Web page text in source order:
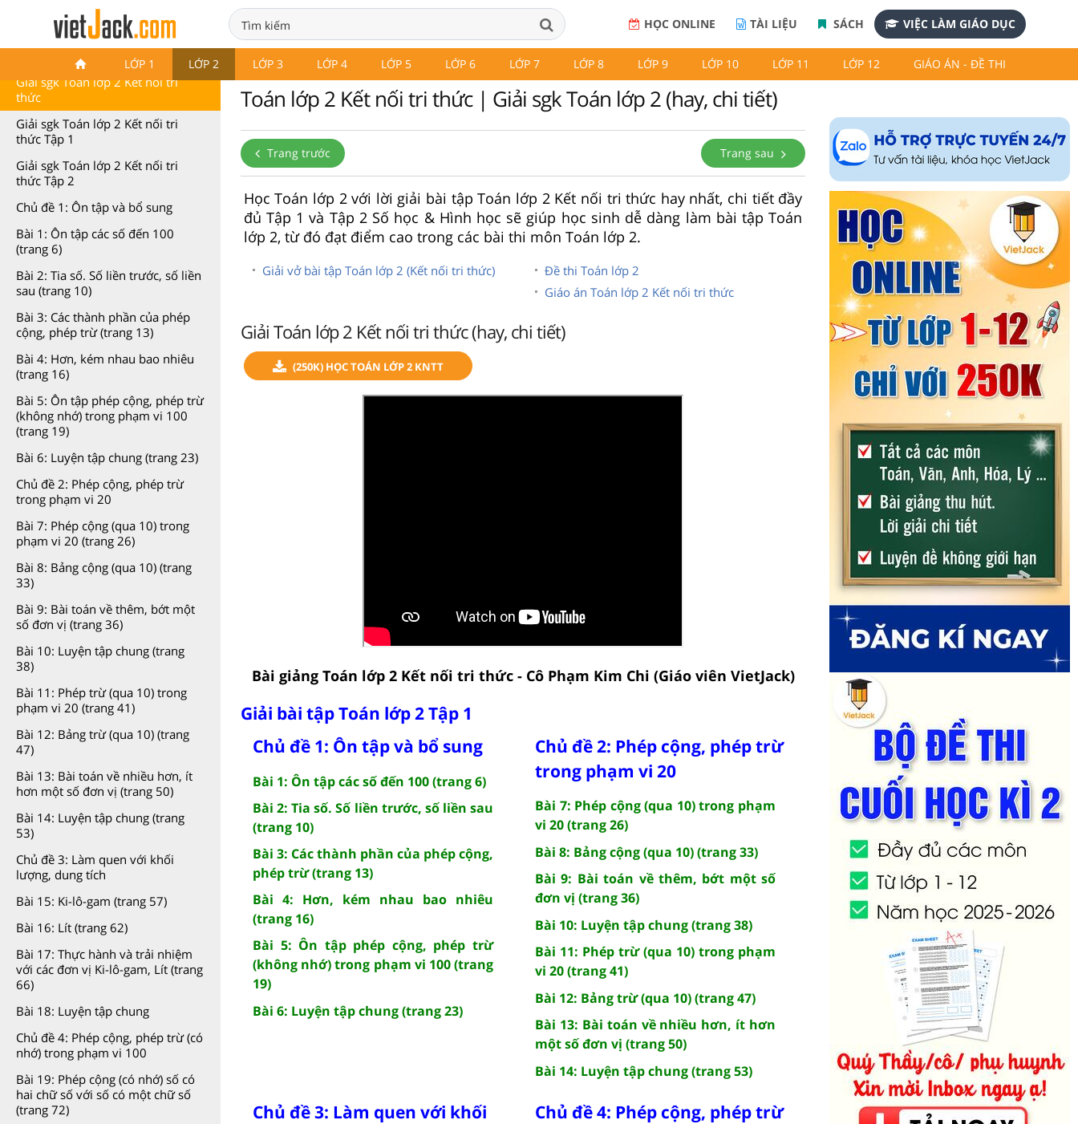
HỌC ONLINE TÀI LIỆU SÁCH VIỆC LÀM GIÁO DỤC
LỚP 1 LỚP 2 LỚP 3 LỚP 4 LỚP 5 LỚP 6 LỚP 7 LỚP 8 LỚP 9 LỚP 10 LỚP 11 LỚP 12 GIÁO ÁN - ĐỀ THI
Toán lớp 2 Kết nối tri thức
Giải sgk Toán lớp 2 Kết nối tri
thức
Giải sgk Toán lớp 2 Kết nối tri
thức Tập 1
Giải sgk Toán lớp 2 Kết nối tri
thức Tập 2
Chủ đề 1: Ôn tập và bổ sung
Bài 1: Ôn tập các số đến 100
(trang 6)
Bài 2: Tia số. Số liền trước, số liền
sau (trang 10)
Bài 3: Các thành phần của phép
cộng, phép trừ (trang 13)
Bài 4: Hơn, kém nhau bao nhiêu
(trang 16)
Bài 5: Ôn tập phép cộng, phép trừ
(không nhớ) trong phạm vi 100
(trang 19)
Bài 6: Luyện tập chung (trang 23)
Chủ đề 2: Phép cộng, phép trừ
trong phạm vi 20
Bài 7: Phép cộng (qua 10) trong
phạm vi 20 (trang 26)
Bài 8: Bảng cộng (qua 10) (trang
33)
Bài 9: Bài toán về thêm, bớt một
số đơn vị (trang 36)
Bài 10: Luyện tập chung (trang
38)
Bài 11: Phép trừ (qua 10) trong
phạm vi 20 (trang 41)
Bài 12: Bảng trừ (qua 10) (trang
47)
Bài 13: Bài toán về nhiều hơn, ít
hơn một số đơn vị (trang 50)
Bài 14: Luyện tập chung (trang
53)
Chủ đề 3: Làm quen với khối
lượng, dung tích
Bài 15: Ki-lô-gam (trang 57)
Bài 16: Lít (trang 62)
Bài 17: Thực hành và trải nhiệm
với các đơn vị Ki-lô-gam, Lít (trang
66)
Bài 18: Luyện tập chung
Chủ đề 4: Phép cộng, phép trừ (có
nhớ) trong phạm vi 100
Bài 19: Phép cộng (có nhớ) số có
hai chữ số với số có một chữ số
(trang 72)
Toán lớp 2 Kết nối tri thức | Giải sgk Toán lớp 2 (hay, chi tiết)
Trang trước Trang sau
Học Toán lớp 2 với lời giải bài tập Toán lớp 2 Kết nối tri thức hay nhất, chi tiết đầy
đủ Tập 1 và Tập 2 Số học & Hình học sẽ giúp học sinh dễ dàng làm bài tập Toán
lớp 2, từ đó đạt điểm cao trong các bài thi môn Toán lớp 2.
Giải vở bài tập Toán lớp 2 (Kết nối tri thức)
Đề thi Toán lớp 2
Giáo án Toán lớp 2 Kết nối tri thức
Giải Toán lớp 2 Kết nối tri thức (hay, chi tiết)
(250K) HỌC TOÁN LỚP 2 KNTT
Bài giảng Toán lớp 2 Kết nối tri thức - Cô Phạm Kim Chi (Giáo viên VietJack)
Giải bài tập Toán lớp 2 Tập 1
Chủ đề 1: Ôn tập và bổ sung
Bài 1: Ôn tập các số đến 100 (trang 6)
Bài 2: Tia số. Số liền trước, số liền sau
(trang 10)
Bài 3: Các thành phần của phép cộng,
phép trừ (trang 13)
Bài 4: Hơn, kém nhau bao nhiêu
(trang 16)
Bài 5: Ôn tập phép cộng, phép trừ
(không nhớ) trong phạm vi 100 (trang
19)
Bài 6: Luyện tập chung (trang 23)
Chủ đề 2: Phép cộng, phép trừ
trong phạm vi 20
Bài 7: Phép cộng (qua 10) trong phạm
vi 20 (trang 26)
Bài 8: Bảng cộng (qua 10) (trang 33)
Bài 9: Bài toán về thêm, bớt một số
đơn vị (trang 36)
Bài 10: Luyện tập chung (trang 38)
Bài 11: Phép trừ (qua 10) trong phạm
vi 20 (trang 41)
Bài 12: Bảng trừ (qua 10) (trang 47)
Bài 13: Bài toán về nhiều hơn, ít hơn
một số đơn vị (trang 50)
Bài 14: Luyện tập chung (trang 53)
Chủ đề 3: Làm quen với khối
Chủ đề 4: Phép cộng, phép trừ